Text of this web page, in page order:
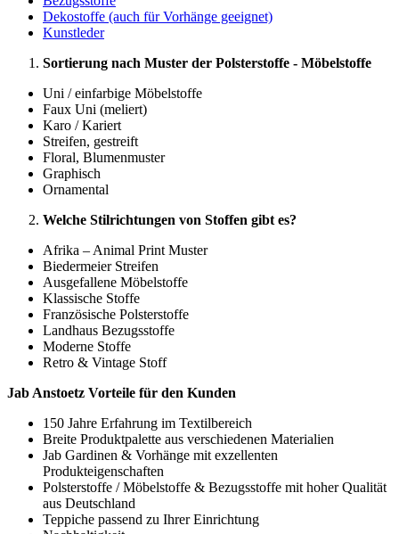
Dekostoffe (auch für Vorhänge geeignet)
Kunstleder
Sortierung nach Muster der Polsterstoffe - Möbelstoffe
Uni / einfarbige Möbelstoffe
Faux Uni (meliert)
Karo / Kariert
Streifen, gestreift
Floral, Blumenmuster
Graphisch
Ornamental
Welche Stilrichtungen von Stoffen gibt es?
Afrika – Animal Print Muster
Biedermeier Streifen
Ausgefallene Möbelstoffe
Klassische Stoffe
Französische Polsterstoffe
Landhaus Bezugsstoffe
Moderne Stoffe
Retro & Vintage Stoff
Jab Anstoetz Vorteile für den Kunden
150 Jahre Erfahrung im Textilbereich
Breite Produktpalette aus verschiedenen Materialien
Jab Gardinen & Vorhänge mit exzellenten
Produkteigenschaften
Polsterstoffe / Möbelstoffe & Bezugsstoffe mit hoher Qualität
aus Deutschland
Teppiche passend zu Ihrer Einrichtung